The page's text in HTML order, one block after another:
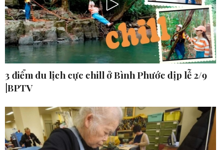
3 điểm du lịch cực chill ở Bình Phước dịp lễ 2/9
|BPTV